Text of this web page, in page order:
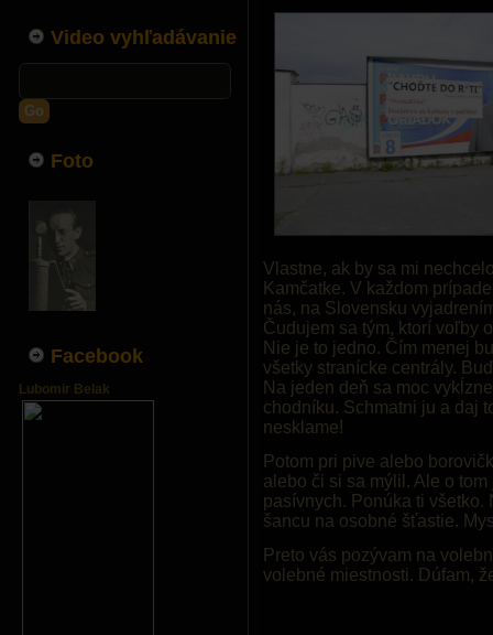
Video vyhľadávanie
Go
Foto
Facebook
Lubomir Belak
Vlastne, ak by sa mi
Kamčatke. V každom
nás, na Slovensku
Čudujem sa tým, ktorí voľby
Nie je to jedno. Čím menej
všetky stranícke centrály.
Na jeden deň sa moc
chodníku. Schmatni ju a daj
nesklame!
Potom pri pive alebo
alebo či si sa mýlil. Ale o
pasívnych. Ponúka ti všetko.
šancu na osobné šťastie.
Preto vás pozývam na
volebné miestnosti. Dúfam,